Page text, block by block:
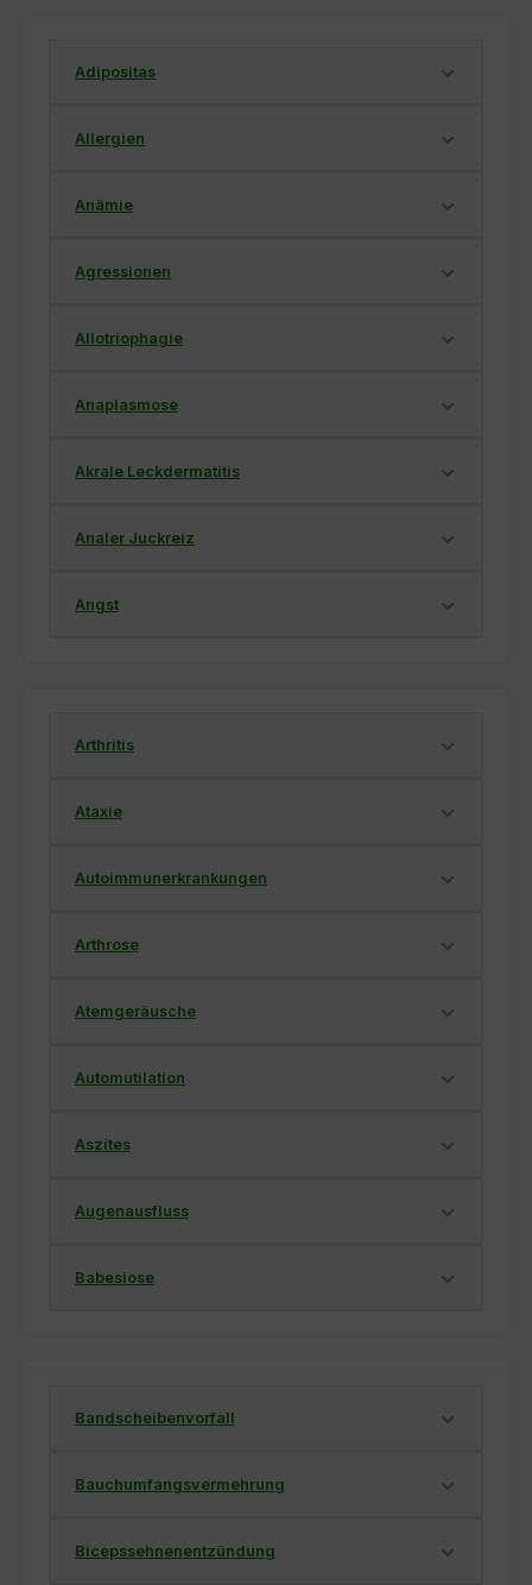
Adipositas
Allergien
Anämie
Agressionen
Allotriophagie
Anaplasmose
Akrale Leckdermatitis
Analer Juckreiz
Angst
Arthritis
Ataxie
Autoimmunerkrankungen
Arthrose
Atemgeräusche
Automutilation
Aszites
Augenausfluss
Babesiose
Bandscheibenvorfall
Bauchumfangsvermehrung
Bicepssehnenentzündung